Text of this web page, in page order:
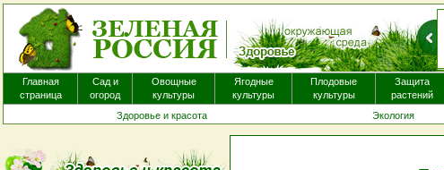
Пероральные антигистаминные препараты, которые часто назначают
экземой для уменьшения зуда, вероятно, не приносят существенной
Главная
страница
Сад и
огород
Овощные
культуры
Ягодные
культуры
Плодовые
культуры
Защита
растений
Здоровье и красота
Экология